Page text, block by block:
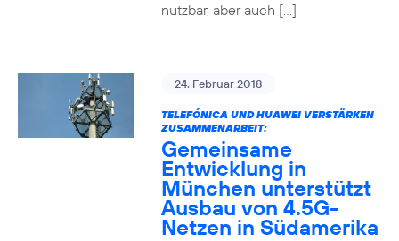
nutzbar, aber auch […]
24. Februar 2018
TELEFÓNICA UND HUAWEI VERSTÄRKEN
ZUSAMMENARBEIT:
Gemeinsame
Entwicklung in
München unterstützt
Ausbau von 4.5G-
Netzen in Südamerika